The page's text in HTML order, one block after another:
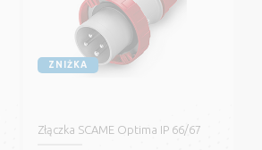
ZNIŻKA
Złączka SCAME Optima IP 66/67